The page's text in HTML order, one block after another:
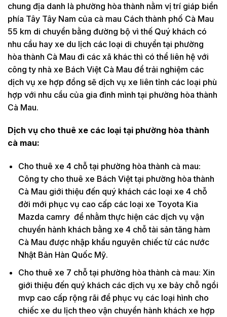
chung địa danh là phường hòa thành nằm vị trí giáp biển
phía Tây Tây Nam của cà mau Cách thành phố Cà Mau
55 km di chuyển bằng đường bộ vì thế Quý khách có
nhu cầu hay xe du lịch các loại di chuyển tại phường
hòa thành Cà Mau đi các xã khác thì có thể liên hệ với
công ty nhà xe Bách Việt Cà Mau để trải nghiệm các
dịch vụ xe hợp đồng sẽ dịch vụ xe liên tỉnh các loại phù
hợp với nhu cầu của gia đình mình tại phường hòa thành
Cà Mau.
Dịch vụ cho thuê xe các loại tại phường hòa thành
cà mau:
Cho thuê xe 4 chỗ tại phường hòa thành cà mau:
Công ty cho thuê xe Bách Việt tại phường hòa thành
Cà Mau giới thiệu đến quý khách các loại xe 4 chỗ
đời mới phục vụ cao cấp các loại xe Toyota Kia
Mazda camry để nhằm thực hiện các dịch vụ vận
chuyển hành khách bằng xe 4 chỗ tài sản tăng hàm
Cà Mau được nhập khẩu nguyên chiếc từ các nước
Nhật Bản Hàn Quốc Mỹ.
Cho thuê xe 7 chỗ tại phường hòa thành cà mau: Xin
giới thiệu đến quý khách các dịch vụ xe bảy chỗ ngồi
mvp cao cấp rộng rãi để phục vụ các loại hình cho
chiếc xe du lịch theo vận chuyển hành khách xe hợp